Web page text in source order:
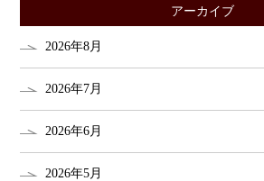
アーカイブ
2026年8月
2026年7月
2026年6月
2026年5月